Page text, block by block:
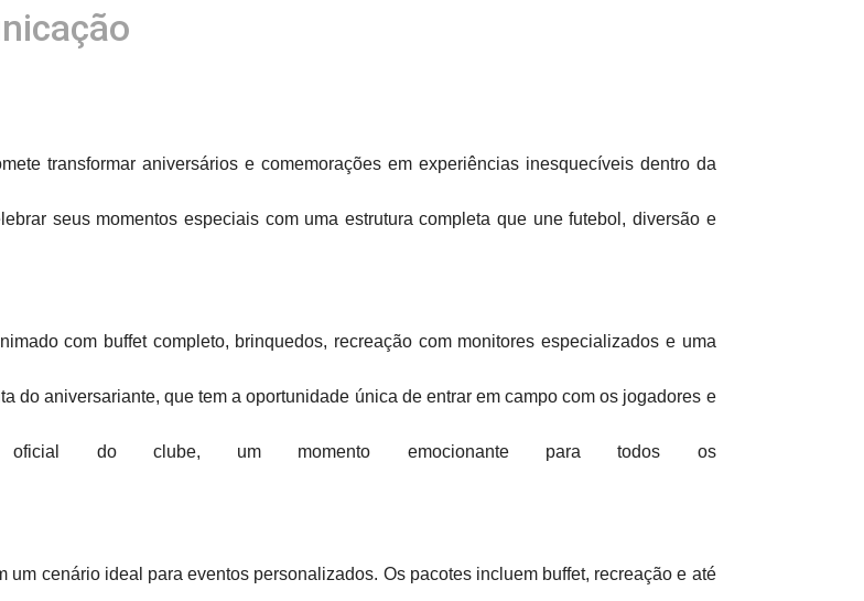
transformar aniversários e comemorações em experiências inesquecíveis dentro da
seus momentos especiais com uma estrutura completa que une futebol, diversão e
com buffet completo, brinquedos, recreação com monitores especializados e uma
do aniversariante, que tem a oportunidade única de entrar em campo com os jogadores e
do clube, um momento emocionante para todos os
cenário ideal para eventos personalizados. Os pacotes incluem buffet, recreação e até